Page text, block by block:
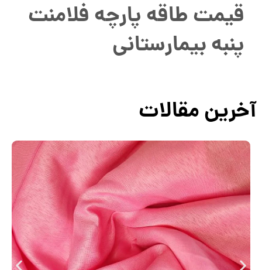
قیمت طاقه پارچه فلامنت
پنبه بیمارستانی
آخرین مقالات